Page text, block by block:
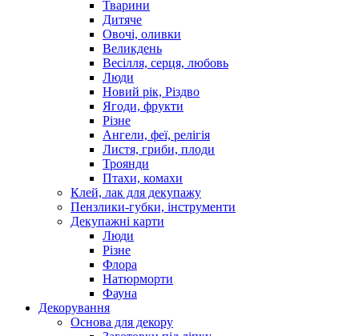
Тварини
Дитяче
Овочі, оливки
Великдень
Весілля, серця, любовь
Люди
Новий рік, Різдво
Ягоди, фрукти
Різне
Ангели, феї, релігія
Листя, гриби, плоди
Троянди
Птахи, комахи
Клей, лак для декупажу
Пензлики-губки, інструменти
Декупажні карти
Люди
Різне
Флора
Натюрморти
Фауна
Декорування
Основа для декору